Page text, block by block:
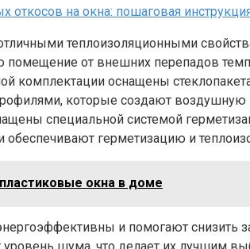
откосов на окна: пошаговая
теплоизоляционными
от внешних перепадов
комплектации оснащены
которые создают воздушную
специальной системой
обеспечивают герметизацию и
окна в доме
и помогают